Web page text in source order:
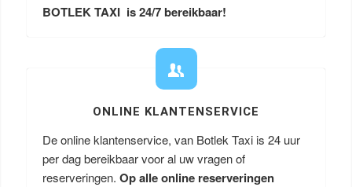
BOTLEK TAXI is 24/7 bereikbaar!
ONLINE KLANTENSERVICE
De online klantenservice, van Botlek Taxi is 24 uur
per dag bereikbaar voor al uw vragen of
reserveringen. Op alle online reserveringen